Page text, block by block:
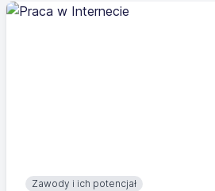
Zawody i ich potencjał